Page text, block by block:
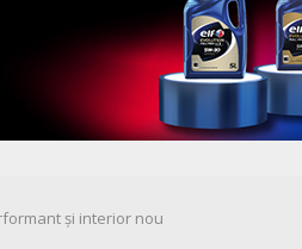
și interior nou